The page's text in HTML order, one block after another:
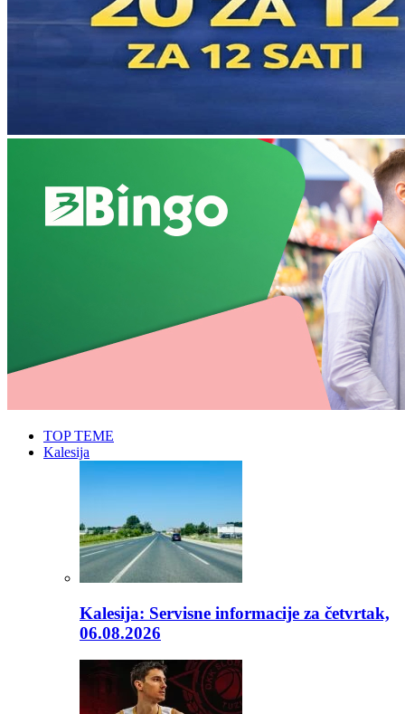
TOP TEME
Kalesija
Kalesija: Servisne informacije za četvrtak,
06.08.2026